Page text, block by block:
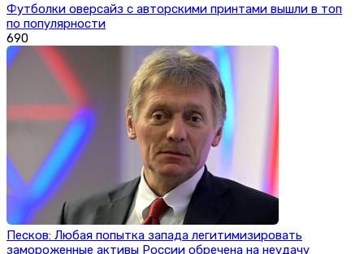
Футболки оверсайз с авторскими принтами вышли в топ
по популярности
690
Песков: Любая попытка запада легитимизировать
замороженные активы России обречена на неудачу